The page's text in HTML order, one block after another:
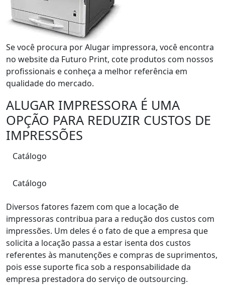
Se você procura por Alugar impressora, você encontra
no website da Futuro Print, cote produtos com nossos
profissionais e conheça a melhor referência em
qualidade do mercado.
ALUGAR IMPRESSORA É UMA
OPÇÃO PARA REDUZIR CUSTOS DE
IMPRESSÕES
Catálogo
Catálogo
Diversos fatores fazem com que a locação de
impressoras contribua para a redução dos custos com
impressões. Um deles é o fato de que a empresa que
solicita a locação passa a estar isenta dos custos
referentes às manutenções e compras de suprimentos,
pois esse suporte fica sob a responsabilidade da
empresa prestadora do serviço de outsourcing.